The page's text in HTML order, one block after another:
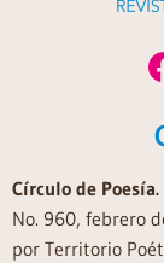
Círculo de
No. 960, febrero
por Territorio